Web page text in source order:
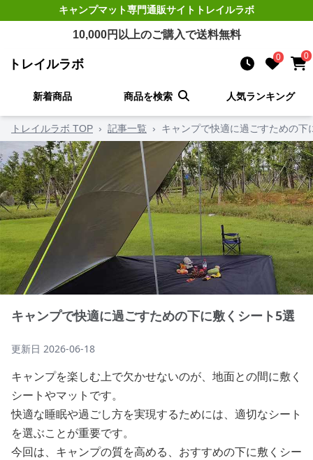
キャンプマット専門通販サイト トレイルラボ
10,000円以上のご購入で送料無料
トレイルラボ 0 0
新着商品 商品を検索 人気ランキング
トレイルラボ TOP › 記事一覧 › キャンプで快適に過ごすための下
キャンプで快適に過ごすための下に敷くシート5選
更新日 2026-06-18
キャンプを楽しむ上で欠かせないのが、地面との間に敷く
シートやマットです。
快適な睡眠や過ごし方を実現するためには、適切なシート
を選ぶことが重要です。
今回は、キャンプの質を高める、おすすめの下に敷くシー